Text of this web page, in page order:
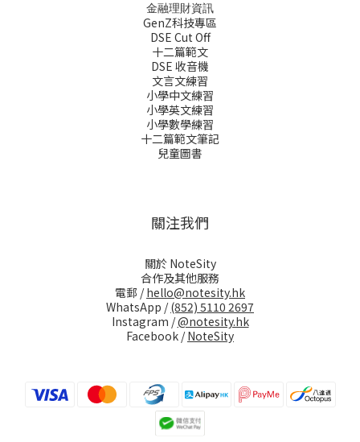
金融理財資訊
GenZ科技專區
DSE Cut Off
十二篇範文
DSE 收音機
文言文練習
小學中文練習
小學英文練習
小學數學練習
十二篇範文筆記
兒童圖書
關注我們
關於 NoteSity
合作及其他服務
電郵 /hello@notesity.hk
WhatsApp /(852) 5110 2697
Instagram /@notesity.hk
Facebook /NoteSity